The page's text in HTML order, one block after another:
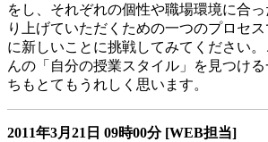
をし、それぞれの個性や職場環境に合
り上げていただくための一つのプロセ
に新しいことに挑戦してみてください
んの「自分の授業スタイル」を見つけ
ちもとてもうれしく思います。
2011年3月21日 09時00分 [WEB担当]